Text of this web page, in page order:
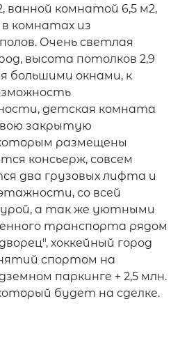
ванной комнатой 6,5 м2,
комнатах из
Очень светлая
высота потолков 2,9
большими окнами, к
детская комната
закрытую
размещены
консьерж, совсем
два грузовых лифта и
со всей
а так же уютными
транспорта рядом
хоккейный город
спортом на
паркинге + 2,5 млн.
будет на сделке.